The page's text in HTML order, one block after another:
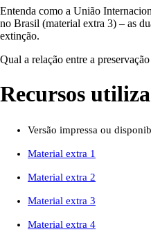
Entenda como a União
no Brasil (material extra 3) – as
extinção.
Qual a relação entre a
Recursos
Versão impressa ou
Material extra 1
Material extra 2
Material extra 3
Material extra 4